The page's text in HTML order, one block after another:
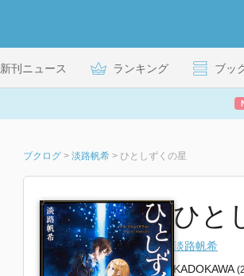
新刊ニュース ランキング ブッ
ブクログ > 淡路帆希 > ひとしずくの星
ひと
淡路帆希
KADOKAWA